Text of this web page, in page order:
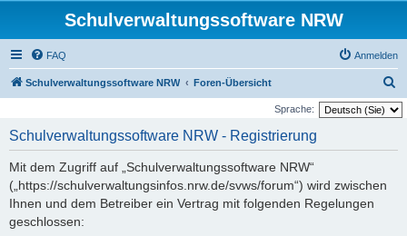
Schulverwaltungssoftware NRW
FAQ Anmelden
Schulverwaltungssoftware NRW Foren-Übersicht
u
Sprache:
Schulverwaltungssoftware NRW - Registrierung
Mit dem Zugriff auf „Schulverwaltungssoftware NRW“
(„https://schulverwaltungsinfos.nrw.de/svws/forum“) wird zwischen
Ihnen und dem Betreiber ein Vertrag mit folgenden Regelungen
geschlossen: